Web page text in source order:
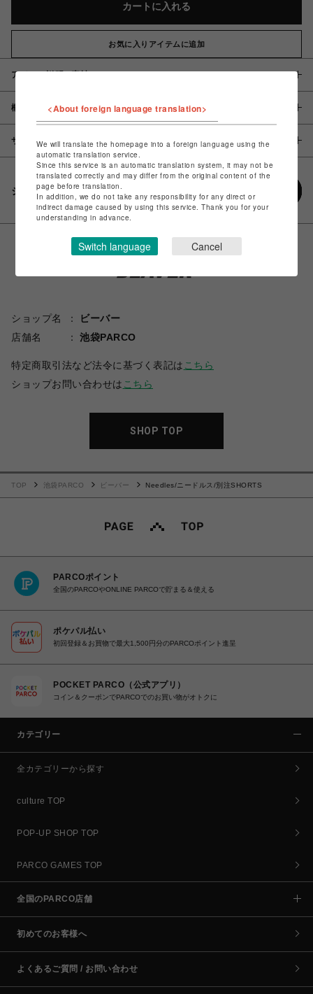
カートに入れる
お気に入りアイテムに追加
アイテム説明 / 素材
概要
サイズ
シェアする
ショップ名
ビーバー
店舗名
池袋PARCO
特定商取引法など法令に基づく表記は こちら
ショップお問い合わせは こちら
SHOP TOP
TOP 池袋PARCO ビーバー Needles/ニードルス/別注SHORTS
PARCOポイント
全国のPARCOやONLINE PARCOで貯まる＆使える
ポケパル払い
初回登録＆お買物で最大1,500円分のPARCOポイント進呈
POCKET PARCO（公式アプリ）
コイン＆クーポンでPARCOでのお買い物がオトクに
カテゴリー
全カテゴリーから探す
culture TOP
POP-UP SHOP TOP
PARCO GAMES TOP
全国のPARCO店舗
初めてのお客様へ
よくあるご質問 / お問い合わせ
<About foreign language translation>
We will translate the homepage into a foreign language using the
automatic translation service.
Since this service is an automatic translation system, it may not be
translated correctly and may differ from the original content of the
page before translation.
In addition, we do not take any responsibility for any direct or
indirect damage caused by using this service. Thank you for your
understanding in advance.
Switch language Cancel